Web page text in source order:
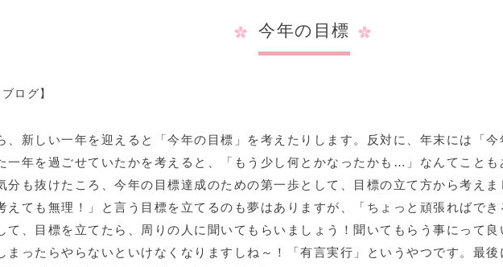
今年の目標
ブログ】
、新しい一年を迎えると「今年の目標」を考えたりします。反対に、年末には「
一年を過ごせていたかを考えると、「もう少し何とかなったかも…」なんてことも
分も抜けたころ、今年の目標達成のための第一歩として、目標の立て方から考えま
えても無理！」と言う目標を立てるのも夢はありますが、「ちょっと頑張ればで
て、目標を立てたら、周りの人に聞いてもらいましょう！聞いてもらう事にって
まったらやらないといけなくなりますしね～！「有言実行」というやつです。最